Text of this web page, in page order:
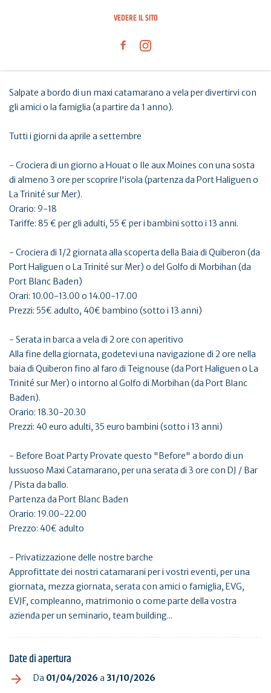
VEDERE IL SITO
Salpate a bordo di un maxi catamarano a vela per divertirvi con
gli amici o la famiglia (a partire da 1 anno).
Tutti i giorni da aprile a settembre
- Crociera di un giorno a Houat o Ile aux Moines con una sosta
di almeno 3 ore per scoprire l'isola (partenza da Port Haliguen o
La Trinité sur Mer).
Orario: 9-18
Tariffe: 85 € per gli adulti, 55 € per i bambini sotto i 13 anni.
- Crociera di 1/2 giornata alla scoperta della Baia di Quiberon (da
Port Haliguen o La Trinité sur Mer) o del Golfo di Morbihan (da
Port Blanc Baden)
Orari: 10.00-13.00 o 14.00-17.00
Prezzi: 55€ adulto, 40€ bambino (sotto i 13 anni)
- Serata in barca a vela di 2 ore con aperitivo
Alla fine della giornata, godetevi una navigazione di 2 ore nella
baia di Quiberon fino al faro di Teignouse (da Port Haliguen o La
Trinité sur Mer) o intorno al Golfo di Morbihan (da Port Blanc
Baden).
Orario: 18.30-20.30
Prezzi: 40 euro adulti, 35 euro bambini (sotto i 13 anni)
- Before Boat Party Provate questo "Before" a bordo di un
lussuoso Maxi Catamarano, per una serata di 3 ore con DJ / Bar
/ Pista da ballo.
Partenza da Port Blanc Baden
Orario: 19.00-22.00
Prezzo: 40€ adulto
- Privatizzazione delle nostre barche
Approfittate dei nostri catamarani per i vostri eventi, per una
giornata, mezza giornata, serata con amici o famiglia, EVG,
EVJF, compleanno, matrimonio o come parte della vostra
azienda per un seminario, team building...
Date di apertura
Da 01/04/2026 a 31/10/2026